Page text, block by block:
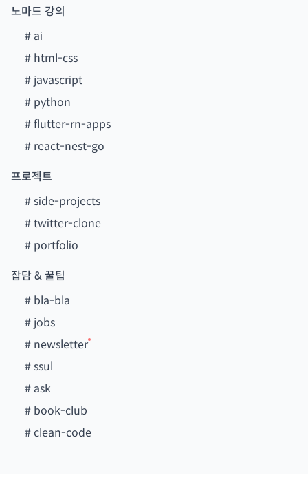
노마드 강의
# ai
# html-css
# javascript
# python
#flutter-rn-apps
# react-nest-go
프로젝트
#side-projects
#twitter-clone
# portfolio
잡담 & 꿀팁
# bla-bla
# jobs
# newsletter
#ssul
# ask
# book-club
#clean-code